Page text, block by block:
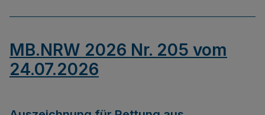
MB.NRW 2026 Nr. 205 vom
24.07.2026